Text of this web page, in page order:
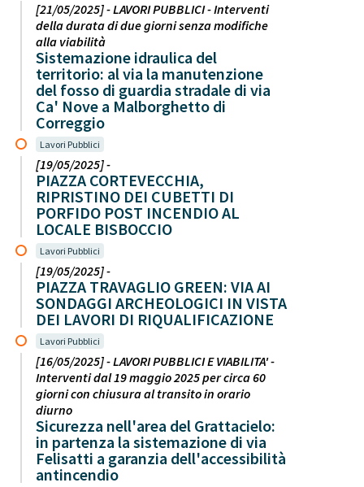
[21/05/2025] - LAVORI PUBBLICI - Interventi
della durata di due giorni senza modifiche
alla viabilità
Sistemazione idraulica del
territorio: al via la manutenzione
del fosso di guardia stradale di via
Ca' Nove a Malborghetto di
Correggio
Lavori Pubblici
[19/05/2025] -
PIAZZA CORTEVECCHIA,
RIPRISTINO DEI CUBETTI DI
PORFIDO POST INCENDIO AL
LOCALE BISBOCCIO
Lavori Pubblici
[19/05/2025] -
PIAZZA TRAVAGLIO GREEN: VIA AI
SONDAGGI ARCHEOLOGICI IN VISTA
DEI LAVORI DI RIQUALIFICAZIONE
Lavori Pubblici
[16/05/2025] - LAVORI PUBBLICI E VIABILITA' -
Interventi dal 19 maggio 2025 per circa 60
giorni con chiusura al transito in orario
diurno
Sicurezza nell'area del Grattacielo:
in partenza la sistemazione di via
Felisatti a garanzia dell'accessibilità
antincendio